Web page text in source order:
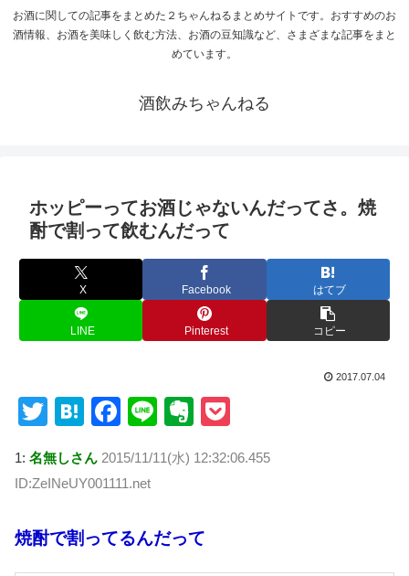
お酒に関しての記事をまとめた２ちゃんねるまとめサイトです。おすすめのお
酒情報、お酒を美味しく飲む方法、お酒の豆知識など、さまざまな記事をまと
めています。
酒飲みちゃんねる
ホッピーってお酒じゃないんだってさ。焼
酎で割って飲むんだって
X Facebook はてブ
LINE Pinterest コピー
2017.07.04
T
tt
er
H
e
n
a
F
c
e
b
o
Li
e
E
er
ot
e
ck
1: 名無しさん 2015/11/11(水) 12:32:06.455
ID:ZeINeUY001111.net
焼酎で割ってるんだって